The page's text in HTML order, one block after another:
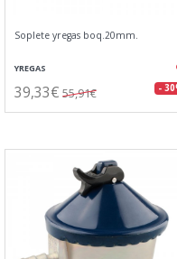
Soplete yregas boq.20mm.
YREGAS
39,33€ 55,91€ -